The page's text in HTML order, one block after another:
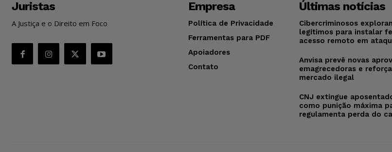
Juristas
A Justiça e o Direito em Foco
Empresa
Política de Privacidade
Ferramentas para PDF
Apoiadores
Contato
Últimas notícias
Cibercriminosos
legítimos para instalar
acesso remoto em
Anvisa prevê novas
emagrecedoras e
mercado ilegal
CNJ extingue
como punição máxima
regulamenta perda do